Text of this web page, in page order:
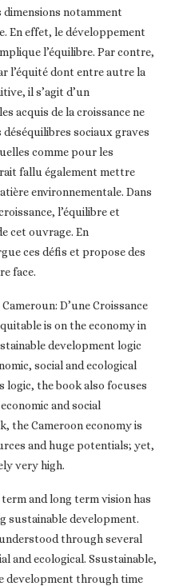
notamment
En effet, le développement
l’équilibre. Par contre,
l’équité dont entre autre la
il s’agit d’un
acquis de la croissance ne
déséquilibres sociaux graves
comme pour les
fallu également mettre
environnementale. Dans
l’équilibre et
cet ouvrage. En
ces défis et propose des
face.
D’une Croissance
is on the economy in
development logic
social and ecological
logic, the book also focuses
and social
the Cameroon economy is
and huge potentials; yet,
very high.
and long term vision has
sustainable development.
through several
and ecological. Ssustainable,
development through time